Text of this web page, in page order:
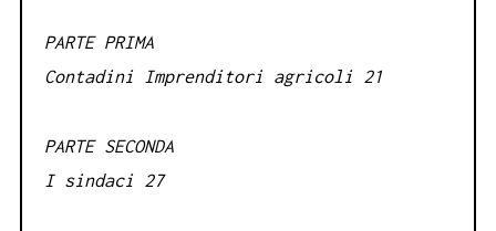
PARTE PRIMA
Contadini Imprenditori agricoli 21
PARTE SECONDA
I sindaci 27